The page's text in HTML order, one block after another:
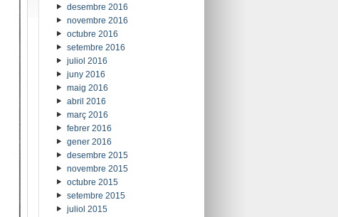
desembre 2016
novembre 2016
octubre 2016
setembre 2016
juliol 2016
juny 2016
maig 2016
abril 2016
març 2016
febrer 2016
gener 2016
desembre 2015
novembre 2015
octubre 2015
setembre 2015
juliol 2015